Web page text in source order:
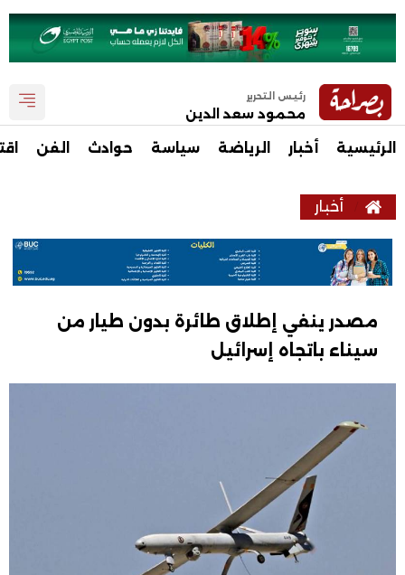
رئيس التحرير
محمود سعد الدين
الرئيسية أخبار الرياضة سياسة حوادث الفن
أخبار
مصدر ينفي إطلاق طائرة بدون طيار من
سيناء باتجاه إسرائيل